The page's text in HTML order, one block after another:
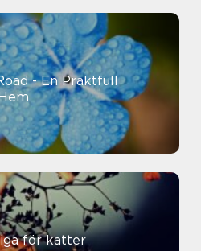
- En Praktfull
för katter